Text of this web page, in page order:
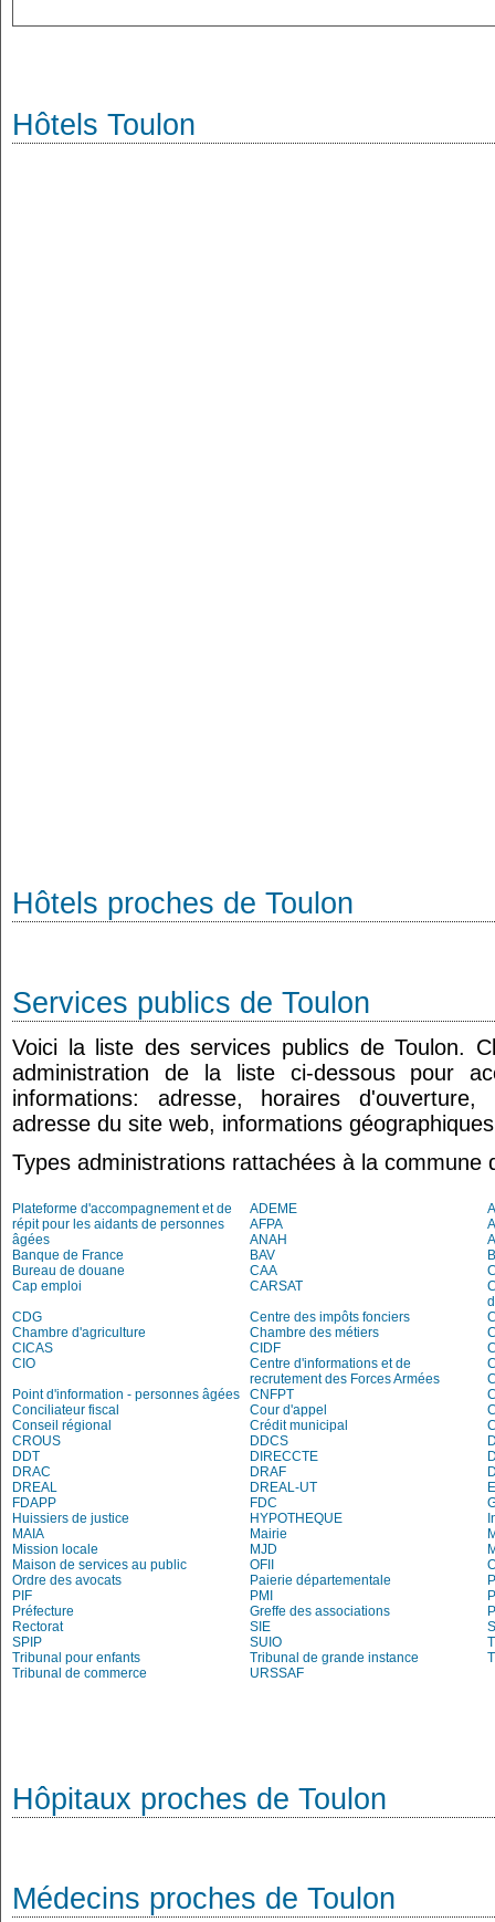
Hôtels Toulon
Hôtels proches de Toulon
Services publics de Toulon
Voici la liste des services publics de Toulon.
administration de la liste ci-dessous pour
informations: adresse, horaires
adresse du site web, informations
Types administrations rattachées à la commune
Plateforme d'accompagnement et de
répit pour les aidants de personnes
âgées
ADEME
AFPA
ANAH
Banque de France
BAV
Bureau de douane
CAA
Cap emploi
CARSAT
CDG
Centre des impôts fonciers
Chambre d'agriculture
Chambre des métiers
CICAS
CIDF
CIO
Centre d'informations et de
recrutement des Forces Armées
Point d'information - personnes âgées
CNFPT
Conciliateur fiscal
Cour d'appel
Conseil régional
Crédit municipal
CROUS
DDCS
DDT
DIRECCTE
DRAC
DRAF
DREAL
DREAL-UT
FDAPP
FDC
Huissiers de justice
HYPOTHEQUE
MAIA
Mairie
Mission locale
MJD
Maison de services au public
OFII
Ordre des avocats
Paierie départementale
PIF
PMI
Préfecture
Greffe des associations
Rectorat
SIE
SPIP
SUIO
Tribunal pour enfants
Tribunal de grande instance
Tribunal de commerce
URSSAF
Hôpitaux proches de Toulon
Médecins proches de Toulon